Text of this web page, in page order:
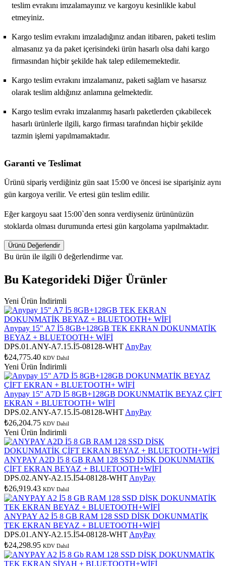
teslim evrakını imzalamayınız ve kargoyu kesinlikle kabul
etmeyiniz.
Kargo teslim evrakını imzaladığınız andan itibaren, paketi teslim
almasanız ya da paket içerisindeki ürün hasarlı olsa dahi kargo
firmasından hiçbir şekilde hak talep edilememektedir.
Kargo teslim evrakını imzalamanız, paketi sağlam ve hasarsız
olarak teslim aldığınız anlamına gelmektedir.
Kargo teslim evrakı imzalanmış hasarlı paketlerden çıkabilecek
hasarlı ürünlerle ilgili, kargo firması tarafından hiçbir şekilde
tazmin işlemi yapılmamaktadır.
Garanti ve Teslimat
Ürünü sipariş verdiğiniz gün saat 15:00 ve öncesi ise siparişiniz aynı
gün kargoya verilir. Ve ertesi gün teslim edilir.
Eğer kargoyu saat 15:00`den sonra verdiyseniz ürününüzün
stoklarda olması durumunda ertesi gün kargolama yapılmaktadır.
Ürünü Değerlendir
Bu ürün ile ilgili 0 değerlendirme var.
Bu Kategorideki Diğer Ürünler
Yeni Ürün İndirimli
Anypay 15" A7 İ5 8GB+128GB TEK EKRAN DOKUNMATİK
BEYAZ + BLUETOOTH+ WİFİ
DPS.01.ANY-A7.15.İ5-08128-WHT AnyPay
₺24,775.40 KDV Dahil
Yeni Ürün İndirimli
Anypay 15" A7D İ5 8GB+128GB DOKUNMATİK BEYAZ ÇİFT
EKRAN + BLUETOOTH+ WİFİ
DPS.02.ANY-A7.15.İ5-08128-WHT AnyPay
₺26,204.75 KDV Dahil
Yeni Ürün İndirimli
ANYPAY A2D İ5 8 GB RAM 128 SSD DİSK DOKUNMATİK
ÇİFT EKRAN BEYAZ + BLUETOOTH+WİFİ
DPS.02.ANY-A2.15.İ54-08128-WHT AnyPay
₺26,919.43 KDV Dahil
ANYPAY A2 İ5 8 GB RAM 128 SSD DİSK DOKUNMATİK
TEK EKRAN BEYAZ + BLUETOOTH+WİFİ
DPS.01.ANY-A2.15.İ54-08128-WHT AnyPay
₺24,298.95 KDV Dahil